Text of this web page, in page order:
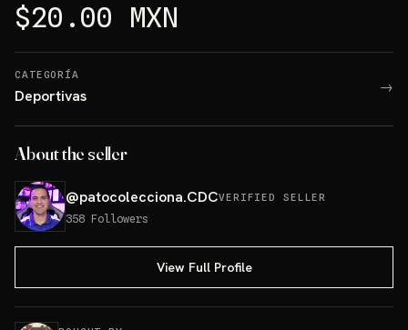
$20.00 MXN
CATEGORÍA
Deportivas →
About the seller
@patocolecciona.CDCVERIFIED SELLER
358 Followers
View Full Profile